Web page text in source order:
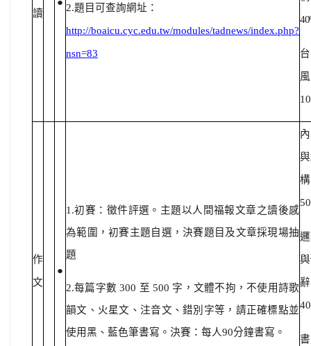
讀 2.題目可查詢網址：
http://boaicu.cyc.edu.tw/modules/tadnews/index.php?
nsn=83 台
風
作
文
●
1.初賽：徵件評選。主題以人間福報文章之讀後感
為範圍，初賽主題自選，決賽題目及文章採現場抽
題
2.每篇字數 300 至 500 字，文體不拘，不使用詩歌
韻文、火星文、注音文、錯別字等，請正確標點並
使用黑、藍色筆書寫。決賽：每人90分鐘書寫。
構
辭